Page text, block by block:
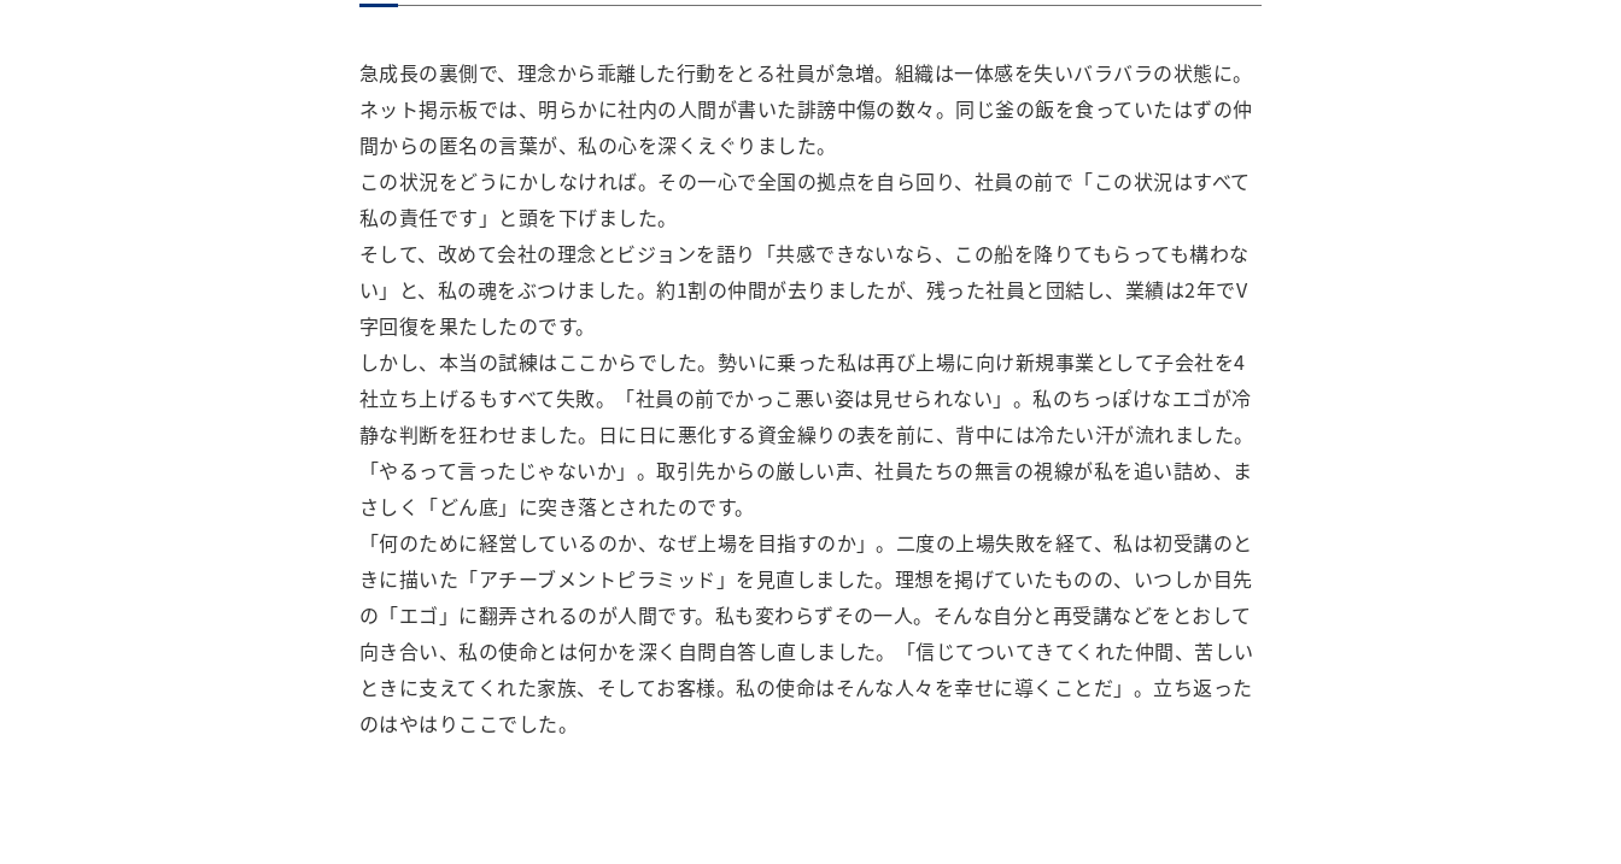
急成長の裏側で、理念から乖離した行動をとる社員が急増。組織は一体感を失いバラバラの状態に。
ネット掲示板では、明らかに社内の人間が書いた誹謗中傷の数々。同じ釜の飯を食っていたはずの仲
間からの匿名の言葉が、私の心を深くえぐりました。
この状況をどうにかしなければ。その一心で全国の拠点を自ら回り、社員の前で「この状況はすべて
私の責任です」と頭を下げました。
そして、改めて会社の理念とビジョンを語り「共感できないなら、この船を降りてもらっても構わな
い」と、私の魂をぶつけました。約1割の仲間が去りましたが、残った社員と団結し、業績は2年でV
字回復を果たしたのです。
しかし、本当の試練はここからでした。勢いに乗った私は再び上場に向け新規事業として子会社を4
社立ち上げるもすべて失敗。「社員の前でかっこ悪い姿は見せられない」。私のちっぽけなエゴが冷
静な判断を狂わせました。日に日に悪化する資金繰りの表を前に、背中には冷たい汗が流れました。
「やるって言ったじゃないか」。取引先からの厳しい声、社員たちの無言の視線が私を追い詰め、ま
さしく「どん底」に突き落とされたのです。
「何のために経営しているのか、なぜ上場を目指すのか」。二度の上場失敗を経て、私は初受講のと
きに描いた「アチーブメントピラミッド」を見直しました。理想を掲げていたものの、いつしか目先
の「エゴ」に翻弄されるのが人間です。私も変わらずその一人。そんな自分と再受講などをとおして
向き合い、私の使命とは何かを深く自問自答し直しました。「信じてついてきてくれた仲間、苦しい
ときに支えてくれた家族、そしてお客様。私の使命はそんな人々を幸せに導くことだ」。立ち返った
のはやはりここでした。